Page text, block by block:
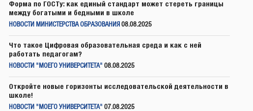
Форма по ГОСТу: как единый стандарт может стереть границы
между богатыми и бедными в школе
НОВОСТИ МИНИСТЕРСТВА ОБРАЗОВАНИЯ 08.08.2025
Что такое Цифровая образовательная среда и как с ней
работать педагогам?
НОВОСТИ "МОЕГО УНИВЕРСИТЕТА" 08.08.2025
Откройте новые горизонты исследовательской деятельности в
школе!
НОВОСТИ "МОЕГО УНИВЕРСИТЕТА" 07.08.2025